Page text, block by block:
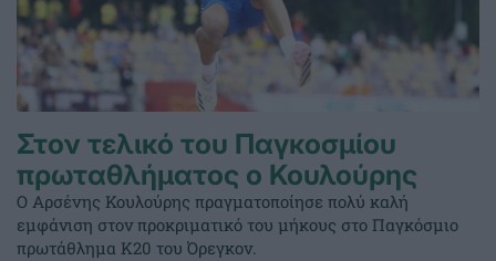
Στον τελικό του Παγκοσμίου
πρωταθλήματος ο Κουλούρης
Ο Αρσένης Κουλούρης πραγματοποίησε πολύ καλή
εμφάνιση στον προκριματικό του μήκους στο Παγκόσμιο
πρωτάθλημα Κ20 του Όρεγκον.